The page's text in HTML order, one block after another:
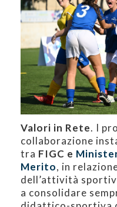
Valori in Rete. I
collaborazione
tra FIGC e
Merito, in
dell’attività
a consolidare